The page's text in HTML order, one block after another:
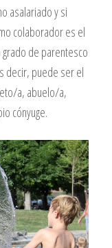
asalariado y si
colaborador es el
de parentesco
decir, puede ser el
a, abuelo/a,
cónyuge.